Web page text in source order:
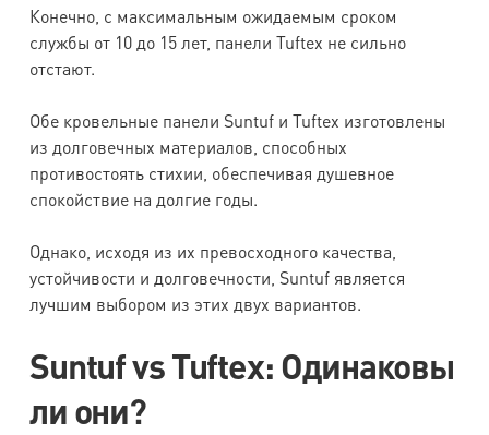
Конечно, с максимальным ожидаемым сроком
службы от 10 до 15 лет, панели Tuftex не сильно
отстают.
Обе кровельные панели Suntuf и Tuftex изготовлены
из долговечных материалов, способных
противостоять стихии, обеспечивая душевное
спокойствие на долгие годы.
Однако, исходя из их превосходного качества,
устойчивости и долговечности, Suntuf является
лучшим выбором из этих двух вариантов.
Suntuf vs Tuftex: Одинаковы
ли они?